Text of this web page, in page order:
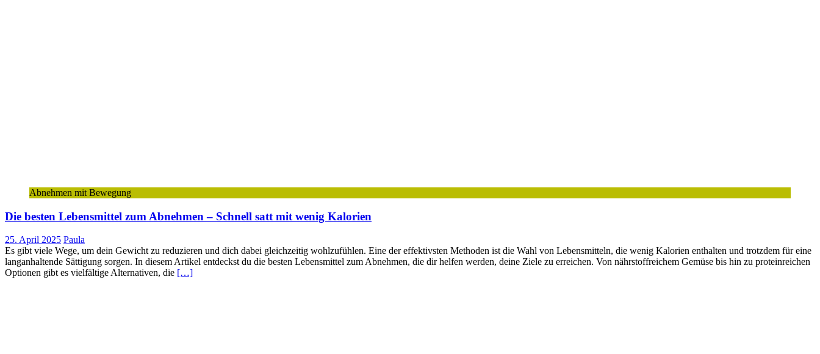
Abnehmen mit Bewegung
Die besten Lebensmittel zum Abnehmen – Schnell satt mit wenig Kalorien
25. April 2025 Paula
Es gibt viele Wege, um dein Gewicht zu reduzieren und dich dabei gleichzeitig wohlzufühlen. Eine der effektivsten Methoden ist die Wahl von Lebensmitteln, die wenig Kalorien enthalten und trotzdem für eine
langanhaltende Sättigung sorgen. In diesem Artikel entdeckst du die besten Lebensmittel zum Abnehmen, die dir helfen werden, deine Ziele zu erreichen. Von nährstoffreichem Gemüse bis hin zu proteinreichen
Optionen gibt es vielfältige Alternativen, die […]